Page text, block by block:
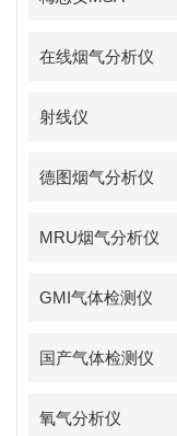
在线烟气分析仪
射线仪
德图烟气分析仪
MRU烟气分析仪
GMI气体检测仪
国产气体检测仪
氧气分析仪